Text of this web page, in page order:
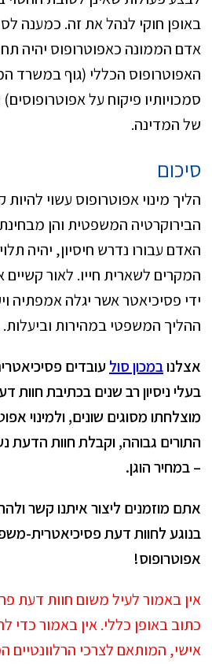
באופן חוקי לנהל את זה. כמענה
אדם הממונה כאפוטרופוס יהיה
האפוטרופוס הכללי (גוף במשרד
סמכויותיו פיקוח על
של המדינה.
סיכום
הליך מינוי אפוטרופוס עשוי
הבירוקרטיה המשפטית והן
האדם עבורו נדרש חיסיון, יהיה
המקרים לשארית חייו. לאור
ידי פסיכיאטר אשר יגלה אמפתיה
ההליך המשפטי במהירות וביעלות.
אצלנובמכון סול עובדים
בעלי ניסיון רב שנים בכתיבת חוות
מוצלחתו מסוגים שונים, ולמינוי
התורים גבוהה, וקבלת חוות הדעת
– במחיר הוגן.
אתם מוזמנים ליצור איתנו קשר
בנוגע לחוות דעת פסיכיאטרית-
אפוטרופוס!
אין באמור לעיל משום חוות דעת
כתוב באופן כללי. אין באמור כדי
אישי, המותאם לצרכי